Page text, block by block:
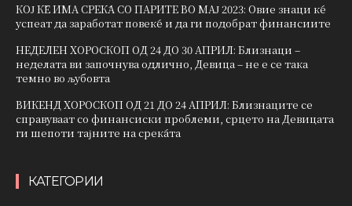
КОЈ ЌЕ ИМА СРЕЌА СО ПАРИТЕ ВО МАЈ 2023: Овие знаци ќе
успеат да заработат повеќе и да ги подобрат финансиите
НЕДЕЛЕН ХОРОСКОП ОД 24 ДО 30 АПРИЛ: Близнаци –
неделата ви започнува одлично, Девица – не е се така
темно во љубовта
ВИКЕНД ХОРОСКОП ОД 21 ДО 24 АПРИЛ: Близнаците се
справуваат со финансиски проблеми, срцето на Девицата
ги шепоти тајните на среќата
КАТЕГОРИИ